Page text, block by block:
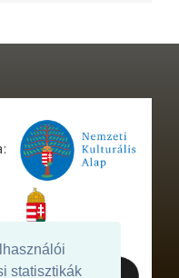
statisztikák